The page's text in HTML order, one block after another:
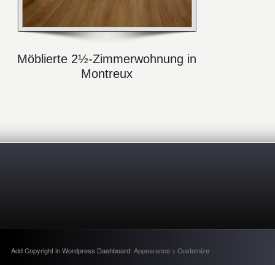
Möblierte 2½-Zimmerwohnung in
Montreux
Add Copyright in Wordpress Dashboard: Appearance > Customize